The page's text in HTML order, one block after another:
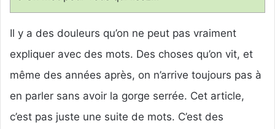
Il y a des douleurs qu’on ne peut pas vraiment
expliquer avec des mots. Des choses qu’on vit, et
même des années après, on n’arrive toujours pas à
en parler sans avoir la gorge serrée. Cet article,
c’est pas juste une suite de mots. C’est des